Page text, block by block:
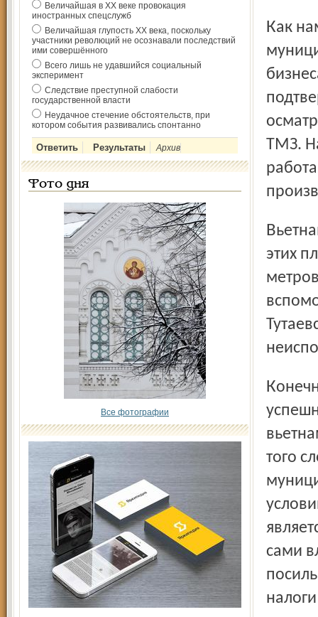
Величайшая в ХХ веке провокация
иностранных спецслужб
Величайшая глупость ХХ века, поскольку
участники революций не осознавали последствий
ими совершённого
Всего лишь не удавшийся социальный
эксперимент
Следствие преступной слабости
государственной власти
Неудачное стечение обстоятельств, при
котором события развивались спонтанно
Архив
Фото дня
Все фотографии
Как нам рассказали в администрации Тутаевского
ТМЗ.
Вьетнамцев в свою очередь заинтересовали размеры
этих
Конечно, возникает естественный вопрос: не приведёт ли
того
сами